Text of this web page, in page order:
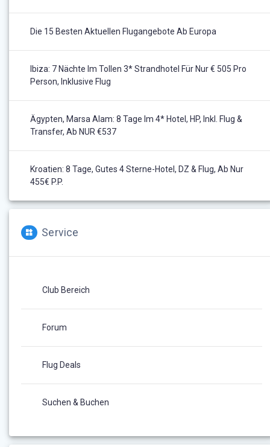
Die 15 Besten Aktuellen Flugangebote Ab Europa
Ibiza: 7 Nächte Im Tollen 3* Strandhotel Für Nur € 505 Pro
Person, Inklusive Flug
Ägypten, Marsa Alam: 8 Tage Im 4* Hotel, HP, Inkl. Flug &
Transfer, Ab NUR €537
Kroatien: 8 Tage, Gutes 4 Sterne-Hotel, DZ & Flug, Ab Nur
455€ P.P.
Service
Club Bereich
Forum
Flug Deals
Suchen & Buchen